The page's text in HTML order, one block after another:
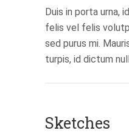
Duis in porta urna,
felis vel felis
sed purus mi.
turpis, id dictum
Sketches